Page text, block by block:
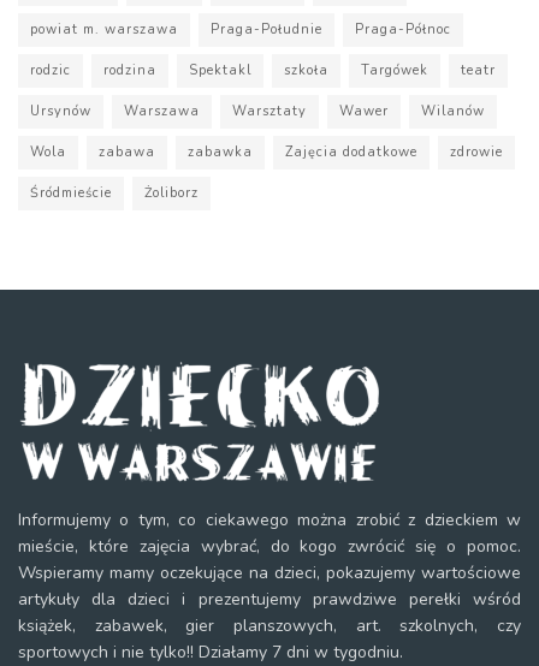
powiat m. warszawa Praga-Południe Praga-Północ
rodzic rodzina Spektakl szkoła Targówek teatr
Ursynów Warszawa Warsztaty Wawer Wilanów
Wola zabawa zabawka Zajęcia dodatkowe zdrowie
Śródmieście Żoliborz
Informujemy o tym, co ciekawego można zrobić z dzieckiem w
mieście, które zajęcia wybrać, do kogo zwrócić się o pomoc.
Wspieramy mamy oczekujące na dzieci, pokazujemy wartościowe
artykuły dla dzieci i prezentujemy prawdziwe perełki wśród
książek, zabawek, gier planszowych, art. szkolnych, czy
sportowych i nie tylko!! Działamy 7 dni w tygodniu.